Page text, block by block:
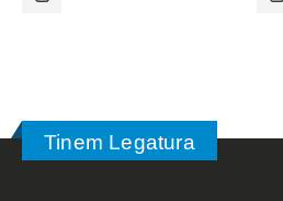
Tinem Legatura